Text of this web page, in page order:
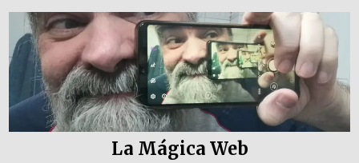
Skip
content
La Mágica Web